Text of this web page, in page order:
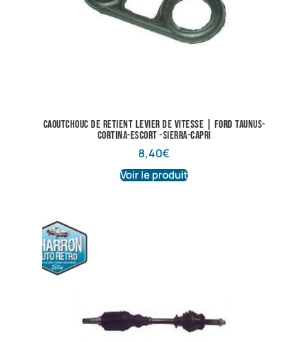
Caoutchouc de retient levier de vitesse | Ford Taunus-
Cortina-Escort -Sierra-Capri
8,40€
Voir le produit